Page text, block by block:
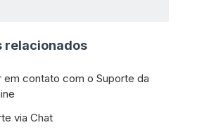
relacionados
em contato com o Suporte da
via Chat